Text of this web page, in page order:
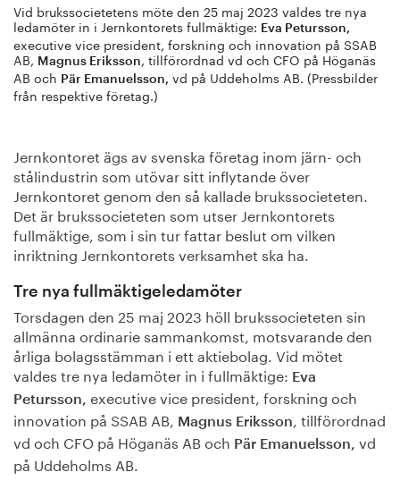
Vid brukssocietetens möte den 25 maj 2023 valdes tre nya
ledamöter in i Jernkontorets fullmäktige: Eva Petursson,
executive vice president, forskning och innovation på SSAB
AB, Magnus Eriksson, tillförordnad vd och CFO på Höganäs
AB och Pär Emanuelsson, vd på Uddeholms AB. (Pressbilder
från respektive företag.)
Jernkontoret ägs av svenska företag inom järn- och
stålindustrin som utövar sitt inflytande över
Jernkontoret genom den så kallade brukssocieteten.
Det är brukssocieteten som utser Jernkontorets
fullmäktige, som i sin tur fattar beslut om vilken
inriktning Jernkontorets verksamhet ska ha.
Tre nya fullmäktigeledamöter
Torsdagen den 25 maj 2023 höll brukssocieteten sin
allmänna ordinarie sammankomst, motsvarande den
årliga bolagsstämman i ett aktiebolag. Vid mötet
valdes tre nya ledamöter in i fullmäktige: Eva
Petursson, executive vice president, forskning och
innovation på SSAB AB, Magnus Eriksson, tillförordnad
vd och CFO på Höganäs AB och Pär Emanuelsson, vd
på Uddeholms AB.